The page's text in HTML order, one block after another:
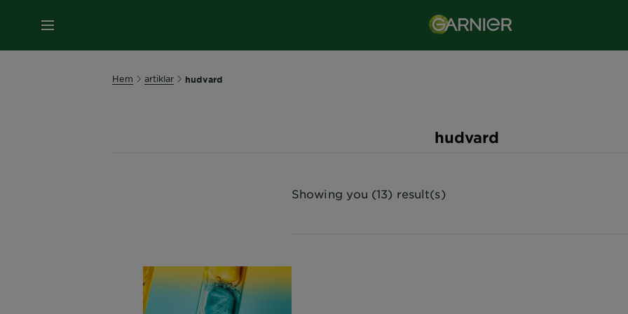
MENY
Hem artiklar hudvard
hudvard
Showing you (13) result(s)